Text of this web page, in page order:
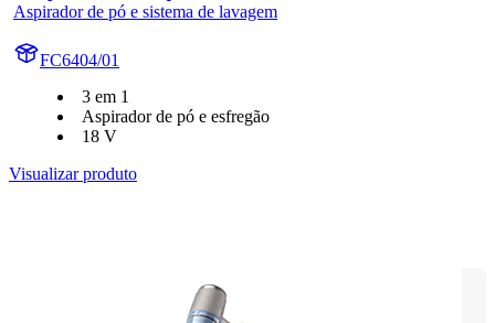
Aspirador de pó e sistema de lavagem
FC6404/01
3 em 1
Aspirador de pó e esfregão
18 V
Visualizar produto